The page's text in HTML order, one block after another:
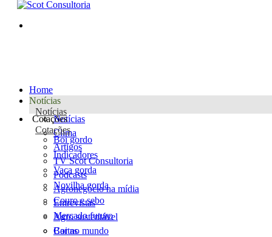
Home
Notícias
Notícias
Notícias
Clima
Artigos
TV Scot Consultoria
Podcasts
Agronegócio na mídia
Entrevistas
Agro sustentável
Cartas
Cotações
Cotações
Boi gordo
Indicadores
Vaca gorda
Novilha gorda
Couro e sebo
Mercado futuro
Boi no mundo